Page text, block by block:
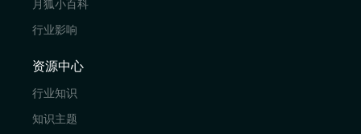
月狐小百科
行业影响
资源中心
行业知识
知识主题